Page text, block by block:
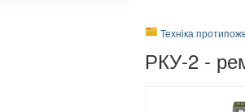
Техніка
РКУ-2 -